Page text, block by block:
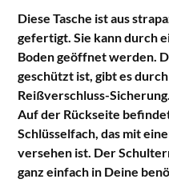
Diese Tasche ist aus
gefertigt. Sie kann durch
Boden geöffnet werden.
geschützt ist, gibt es
Reißverschluss-Sicherung.
Auf der Rückseite
Schlüsselfach, das mit
versehen ist. Der
ganz einfach in Deine